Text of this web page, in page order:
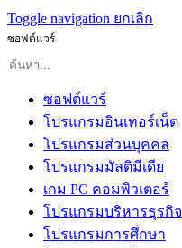
Toggle navigation ยกเลิก
ซอฟต์แวร์
ซอฟต์แวร์
โปรแกรมอินเทอร์เน็ต
โปรแกรมส่วนบุคคล
โปรแกรมมัลติมีเดีย
เกม PC คอมพิวเตอร์
โปรแกรมบริหารธุรกิจ
โปรแกรมการศึกษา